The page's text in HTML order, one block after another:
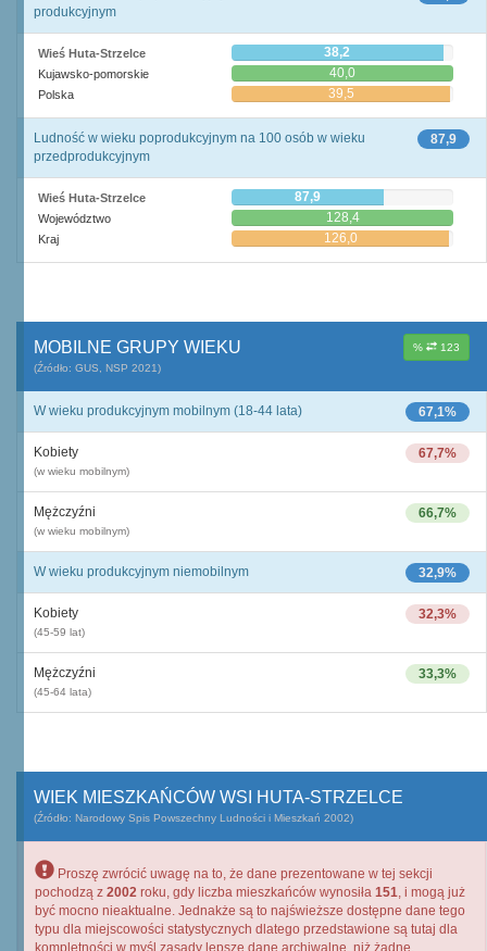
produkcyjnym
Wieś Huta-Strzelce 38,2
Kujawsko-pomorskie 40,0
Polska 39,5
87,9
Ludność w wieku poprodukcyjnym na 100 osób w wieku
przedprodukcyjnym
Wieś Huta-Strzelce 87,9
Województwo 128,4
Kraj 126,0
% 123
MOBILNE GRUPY WIEKU
(Źródło: GUS, NSP 2021)
67,1%
W wieku produkcyjnym mobilnym (18-44 lata)
67,7%
Kobiety
(w wieku mobilnym)
66,7%
Mężczyźni
(w wieku mobilnym)
32,9%
W wieku produkcyjnym niemobilnym
32,3%
Kobiety
(45-59 lat)
33,3%
Mężczyźni
(45-64 lata)
WIEK MIESZKAŃCÓW WSI HUTA-STRZELCE
(Źródło: Narodowy Spis Powszechny Ludności i Mieszkań 2002)
Proszę zwrócić uwagę na to, że dane prezentowane w tej sekcji
pochodzą z 2002 roku, gdy liczba mieszkańców wynosiła 151, i mogą już
być mocno nieaktualne. Jednakże są to najświeższe dostępne dane tego
typu dla miejscowości statystycznych dlatego przedstawione są tutaj dla
kompletności w myśl zasady lepsze dane archiwalne, niż żadne.